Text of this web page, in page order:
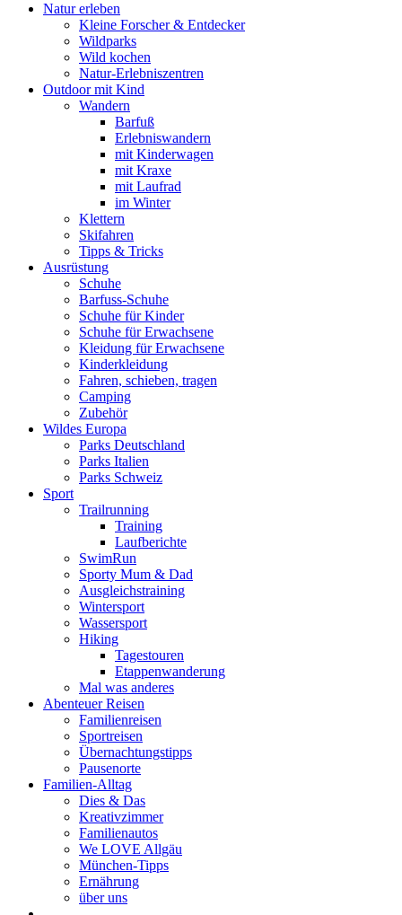
Natur erleben
Kleine Forscher & Entdecker
Wildparks
Wild kochen
Natur-Erlebniszentren
Outdoor mit Kind
Wandern
Barfuß
Erlebniswandern
mit Kinderwagen
mit Kraxe
mit Laufrad
im Winter
Klettern
Skifahren
Tipps & Tricks
Ausrüstung
Schuhe
Barfuss-Schuhe
Schuhe für Kinder
Schuhe für Erwachsene
Kleidung für Erwachsene
Kinderkleidung
Fahren, schieben, tragen
Camping
Zubehör
Wildes Europa
Parks Deutschland
Parks Italien
Parks Schweiz
Sport
Trailrunning
Training
Laufberichte
SwimRun
Sporty Mum & Dad
Ausgleichstraining
Wintersport
Wassersport
Hiking
Tagestouren
Etappenwanderung
Mal was anderes
Abenteuer Reisen
Familienreisen
Sportreisen
Übernachtungstipps
Pausenorte
Familien-Alltag
Dies & Das
Kreativzimmer
Familienautos
We LOVE Allgäu
München-Tipps
Ernährung
über uns